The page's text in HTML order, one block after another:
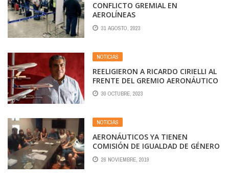
CONFLICTO GREMIAL EN
AEROLÍNEAS
31 AGOSTO, 2023
NOTICIAS
REELIGIERON A RICARDO CIRIELLI AL
FRENTE DEL GREMIO AERONÁUTICO
30 OCTUBRE, 2023
NOTICIAS
AERONÁUTICOS YA TIENEN
COMISIÓN DE IGUALDAD DE GÉNERO
26 NOVIEMBRE, 2019